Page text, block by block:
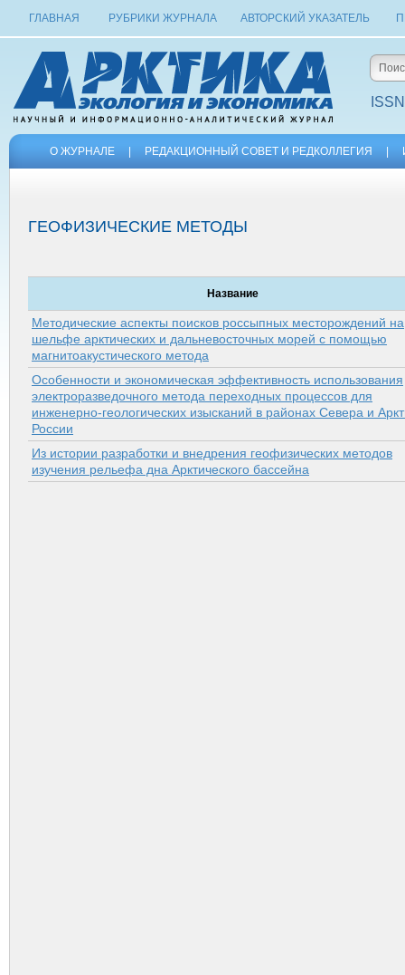
ГЛАВНАЯ РУБРИКИ ЖУРНАЛА АВТОРСКИЙ УКАЗАТЕЛЬ
О ЖУРНАЛЕ РЕДАКЦИОННЫЙ СОВЕТ И РЕДКОЛЛЕГИЯ
ГЕОФИЗИЧЕСКИЕ МЕТОДЫ
Название
Методические аспекты поисков россыпных месторождений на
шельфе арктических и дальневосточных морей с помощью
магнитоакустического метода
Особенности и экономическая эффективность использования
электроразведочного метода переходных процессов для
инженерно-геологических изысканий в районах Севера и
России
Из истории разработки и внедрения геофизических методов
изучения рельефа дна Арктического бассейна